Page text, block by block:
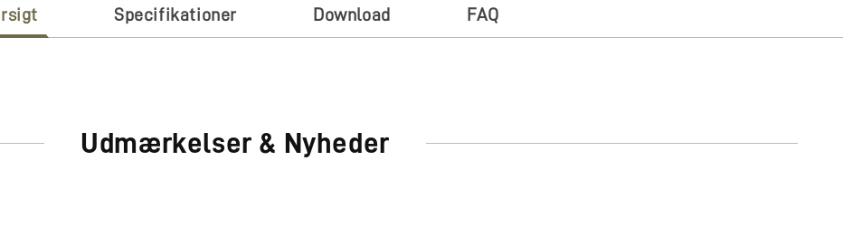
ved at bruge en blanding af traditionelt og avanceret teknologi, for
Specifikationer Download FAQ
Udmærkelser & Nyheder